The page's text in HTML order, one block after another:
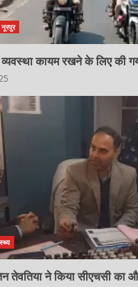
नूरपुर
व्यवस्था कायम रखने के लिए की
तेवतिया ने किया सीएचसी का